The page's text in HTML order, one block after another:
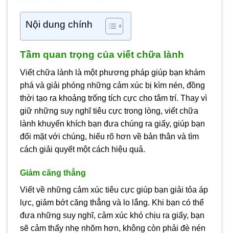
Nội dung chính
Tầm quan trọng của viết chữa lành
Viết chữa lành là một phương pháp giúp bạn khám
phá và giải phóng những cảm xúc bị kìm nén, đồng
thời tạo ra khoảng trống tích cực cho tâm trí. Thay vì
giữ những suy nghĩ tiêu cực trong lòng, viết chữa
lành khuyến khích bạn đưa chúng ra giấy, giúp bạn
đối mặt với chúng, hiểu rõ hơn về bản thân và tìm
cách giải quyết một cách hiệu quả.
Giảm căng thẳng
Viết về những cảm xúc tiêu cực giúp bạn giải tỏa áp
lực, giảm bớt căng thẳng và lo lắng. Khi bạn có thể
đưa những suy nghĩ, cảm xúc khó chịu ra giấy, bạn
sẽ cảm thấy nhẹ nhõm hơn, không còn phải đè nén